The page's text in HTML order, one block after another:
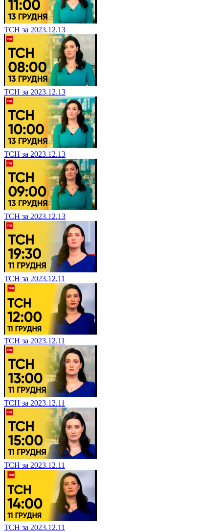
ТСН за 2023.12.13
ТСН за 2023.12.13
ТСН за 2023.12.13
ТСН за 2023.12.13
ТСН за 2023.12.11
ТСН за 2023.12.11
ТСН за 2023.12.11
ТСН за 2023.12.11
ТСН за 2023.12.11